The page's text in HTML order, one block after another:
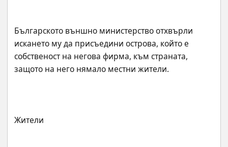
Българското външно министерство отхвърли
искането му да присъедини острова, който е
собственост на негова фирма, към страната,